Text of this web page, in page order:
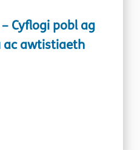
Cyflogi pobl ag
ac awtistiaeth